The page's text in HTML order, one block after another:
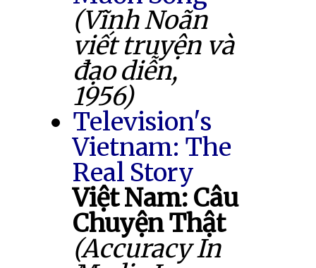
(Vĩnh Noãn
viết truyện và
đạo diễn,
1956)
Television's
Vietnam: The
Real Story
Việt Nam: Câu
Chuyện Thật
(Accuracy In